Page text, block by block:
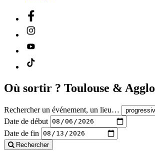
Où sortir ? Toulouse & Agglo
Rechercher un événement, un lieu…
Date de début
Date de fin
Rechercher